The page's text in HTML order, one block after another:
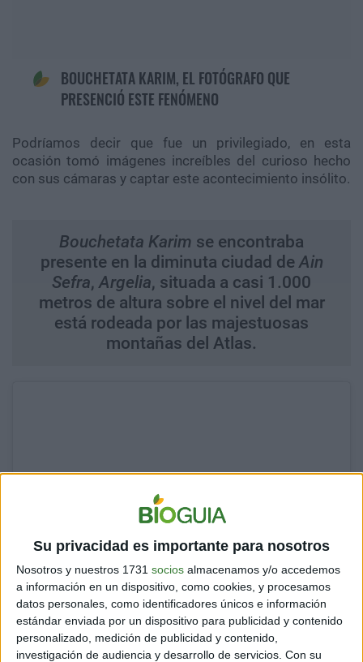
Su privacidad es importante para nosotros
Nosotros y nuestros 1731 socios almacenamos y/o accedemos
a información en un dispositivo, como cookies, y procesamos
datos personales, como identificadores únicos e información
estándar enviada por un dispositivo para publicidad y contenido
personalizado, medición de publicidad y contenido,
investigación de audiencia y desarrollo de servicios. Con su
BOUCHETATA KARIM, EL FOTÓGRAFO QUE
PRESENCIÓ ESTE FENÓMENO
Podríamos decir que fue un privilegiado, en esta
ocasión tomó imágenes increíbles del curioso hecho
con sus cámaras y captar este acontecimiento insólito.
Bouchetata Karim se encontraba
presente en la diminuta ciudad deAin
Sefra,Argelia, situada a casi 1.000
metros de altura sobre el nivel del mar
está rodeada por las majestuosas
montañas del Atlas.
View this post on Instagram